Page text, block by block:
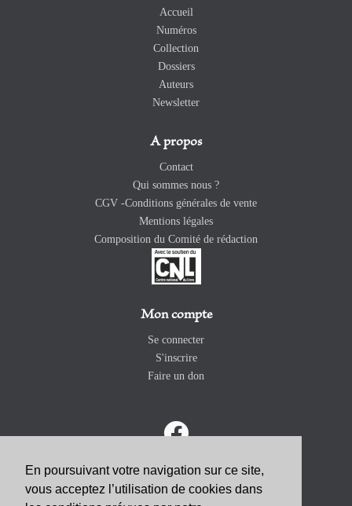
En poursuivant votre navigation sur ce site,
vous acceptez l’utilisation de cookies dans
Accueil
Numéros
Collection
Dossiers
Auteurs
Newsletter
A propos
Contact
Qui sommes nous ?
CGV -Conditions générales de vente
Mentions légales
Composition du Comité de rédaction
Mon compte
Se connecter
S'inscrire
Faire un don
ABONNEZ-VOUS